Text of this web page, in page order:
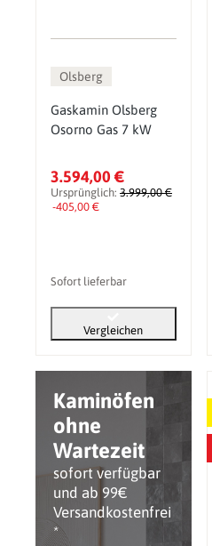
Kaminöfen
ohne
Wartezeit
sofort verfügbar
und ab 99€
Versandkostenfrei
*
Olsberg
Gaskamin Olsberg
Osorno Gas 7 kW
3.594,00 €
Ursprünglich: 3.999,00 €
-405,00 €
Sofort lieferbar
Vergleichen